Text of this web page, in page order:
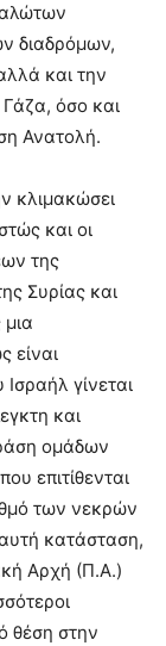
διαδρόμων,
και την
όσο και
Ανατολή.
κλιμακώσει
και οι
της
Συρίας και
είναι
γίνεται
και
ομάδων
επιτίθενται
των νεκρών
κατάσταση,
Αρχή (Π.Α.)
θέση στην